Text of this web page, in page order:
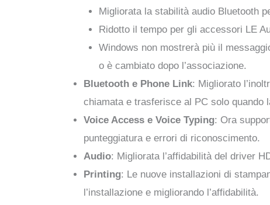
Migliorata la stabilità audio Bluetooth
Ridotto il tempo per gli accessori LE
Windows non mostrerà più il
o è cambiato dopo l’associazione.
Bluetooth e Phone Link: Migliorato
chiamata e trasferisce al PC solo quando
Voice Access e Voice Typing: Ora
punteggiatura e errori di riconoscimento.
Audio: Migliorata l’affidabilità del driver
Printing: Le nuove installazioni di
l’installazione e migliorando l’affidabilità.